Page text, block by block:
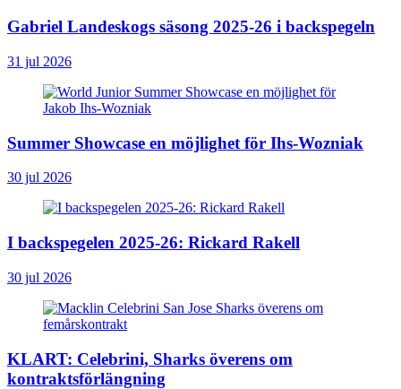
Gabriel Landeskogs säsong 2025-26 i backspegeln
31 jul 2026
Summer Showcase en möjlighet för Ihs-Wozniak
30 jul 2026
I backspegelen 2025-26: Rickard Rakell
30 jul 2026
KLART: Celebrini, Sharks överens om
kontraktsförlängning